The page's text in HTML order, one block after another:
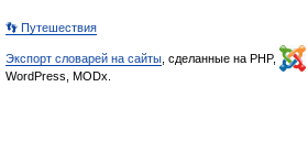
👣 Путешествия
Экспорт словарей на сайты , сделанные на PHP,
WordPress, MODx.